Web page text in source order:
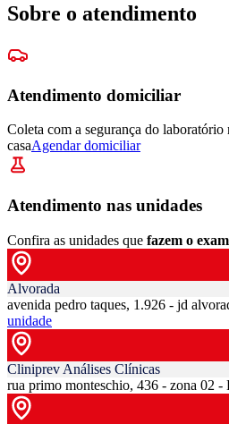
Sobre o atendimento
Atendimento domiciliar
Coleta com a segurança do laboratório
casaAgendar domiciliar
Atendimento nas unidades
Confira as unidades que fazem o
Alvorada
avenida pedro taques, 1.926 - jd
unidade
Cliniprev Análises Clínicas
rua primo monteschio, 436 - zona 02 -